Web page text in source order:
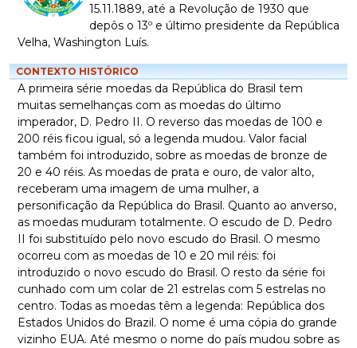
15.11.1889, até a Revolução de 1930 que
depôs o 13º e último presidente da República
Velha, Washington Luís.
CONTEXTO HISTÓRICO
A primeira série moedas da República do Brasil tem
muitas semelhanças com as moedas do último
imperador, D. Pedro II. O reverso das moedas de 100 e
200 réis ficou igual, só a legenda mudou. Valor facial
também foi introduzido, sobre as moedas de bronze de
20 e 40 réis. As moedas de prata e ouro, de valor alto,
receberam uma imagem de uma mulher, a
personificação da República do Brasil. Quanto ao anverso,
as moedas muduram totalmente. O escudo de D. Pedro
II foi substituído pelo novo escudo do Brasil. O mesmo
ocorreu com as moedas de 10 e 20 mil réis: foi
introduzido o novo escudo do Brasil. O resto da série foi
cunhado com um colar de 21 estrelas com 5 estrelas no
centro. Todas as moedas têm a legenda: República dos
Estados Unidos do Brazil. O nome é uma cópia do grande
vizinho EUA. Até mesmo o nome do país mudou sobre as